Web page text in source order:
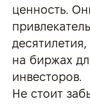
ценность.
на биржах
инвесторов.
Не стоит